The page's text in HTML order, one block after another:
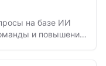
на базе ИИ
и повышения